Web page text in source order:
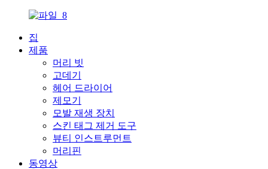
집
제품
머리 빗
고데기
헤어 드라이어
제모기
모발 재생 장치
스킨 태그 제거 도구
뷰티 인스트루먼트
머리핀
동영상